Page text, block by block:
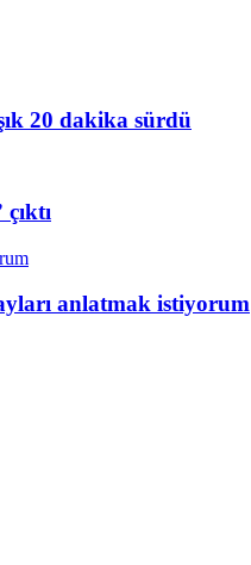
20 dakika sürdü
anlatmak istiyorum